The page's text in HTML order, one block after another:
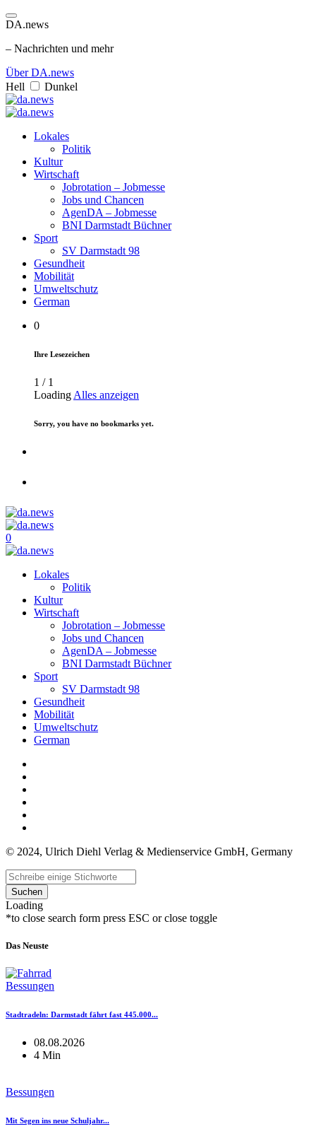
DA.news
– Nachrichten und mehr
Über DA.news
Hell
Dunkel
Lokales
Politik
Kultur
Wirtschaft
Jobrotation – Jobmesse
Jobs und Chancen
AgenDA – Jobmesse
BNI Darmstadt Büchner
Sport
SV Darmstadt 98
Gesundheit
Mobilität
Umweltschutz
German
0
Ihre Lesezeichen
1 / 1
Loading Alles anzeigen
Sorry, you have no bookmarks yet.
0
Lokales
Politik
Kultur
Wirtschaft
Jobrotation – Jobmesse
Jobs und Chancen
AgenDA – Jobmesse
BNI Darmstadt Büchner
Sport
SV Darmstadt 98
Gesundheit
Mobilität
Umweltschutz
German
© 2024, Ulrich Diehl Verlag & Medienservice GmbH, Germany
Suchen
Loading
*to close search form press ESC or close toggle
Das Neuste
Bessungen
Stadtradeln: Darmstadt fährt fast 445.000...
08.08.2026
4 Min
Bessungen
Mit Segen ins neue Schuljahr...